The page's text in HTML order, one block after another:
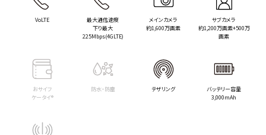
VoLTE
最大通信速度
下り最大
225Mbps(4GLTE)
メインカメラ
約1,600万画素
サブカメラ
約1,200万画素+500万
画素
おサイフ
ケータイ®
防水・防塵 テザリング
バッテリー容量
3,000mAh